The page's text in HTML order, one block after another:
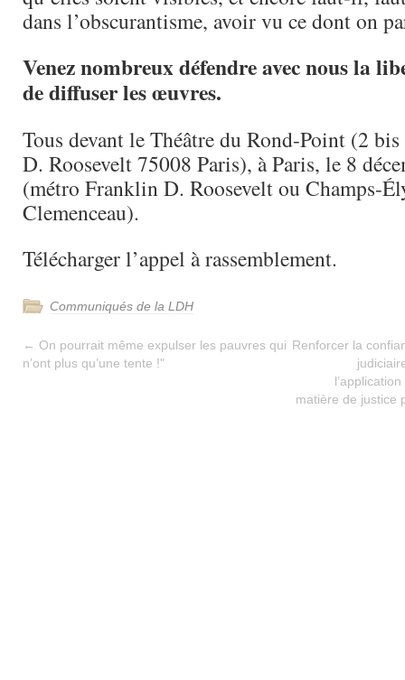
dans l’obscurantisme, avoir vu ce dont on
Venez nombreux défendre avec nous la
de diffuser les œuvres.
Tous devant le Théâtre du Rond-Point (2
D. Roosevelt 75008 Paris), à Paris, le 8
(métro Franklin D. Roosevelt ou Champs-
Clemenceau).
Télécharger l’appel à rassemblement.
Communiqués de la LDH
← On pourrait même expulser les pauvres qui
n’ont plus qu’une tente !"
Renforcer la
matière de justice